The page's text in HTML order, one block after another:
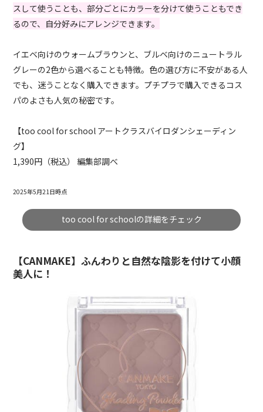
スして使うことも、部分ごとにカラーを分けて使うこともでき
るので、自分好みにアレンジできます。
イエベ向けのウォームブラウンと、ブルベ向けのニュートラル
グレーの2色から選べることも特徴。色の選び方に不安がある人
でも、迷うことなく購入できます。プチプラで購入できるコス
パのよさも人気の秘密です。
【too cool for school アートクラスバイロダンシェーディン
グ】
1,390円（税込） 編集部調べ
2025年5月21日時点
too cool for schoolの詳細をチェック
【CANMAKE】ふんわりと自然な陰影を付けて小顔
美人に！